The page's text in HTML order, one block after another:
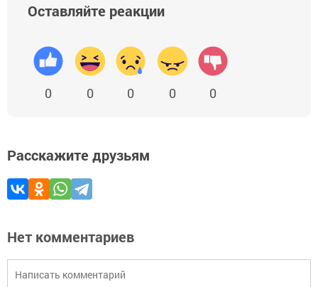
Оставляйте реакции
0 0 0 0 0
Расскажите друзьям
Нет комментариев